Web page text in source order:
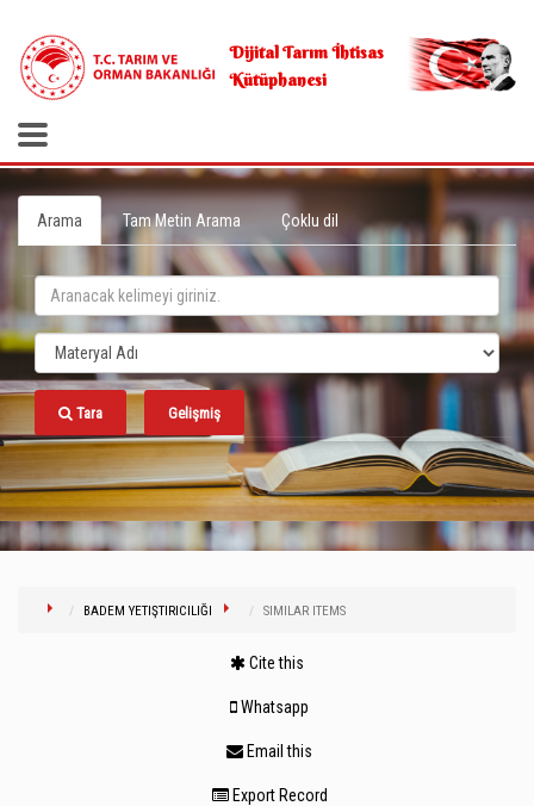
Dijital Tarım İhtisas
Kütüphanesi
Arama Tam Metin Arama Çoklu dil
Tara Gelişmiş
BADEM YETIŞTIRICILIĞI SIMILAR ITEMS
Cite this
Whatsapp
Email this
Export Record